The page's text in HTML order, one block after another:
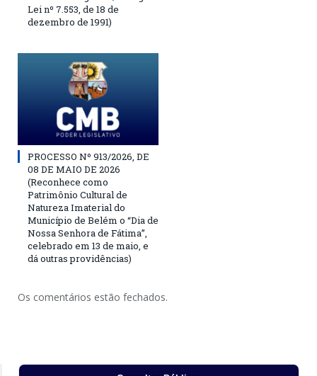
Lei nº 7.553, de 18 de
dezembro de 1991)
PROCESSO Nº 913/2026, DE
08 DE MAIO DE 2026
(Reconhece como
Patrimônio Cultural de
Natureza Imaterial do
Município de Belém o “Dia de
Nossa Senhora de Fátima”,
celebrado em 13 de maio, e
dá outras providências)
Os comentários estão fechados.